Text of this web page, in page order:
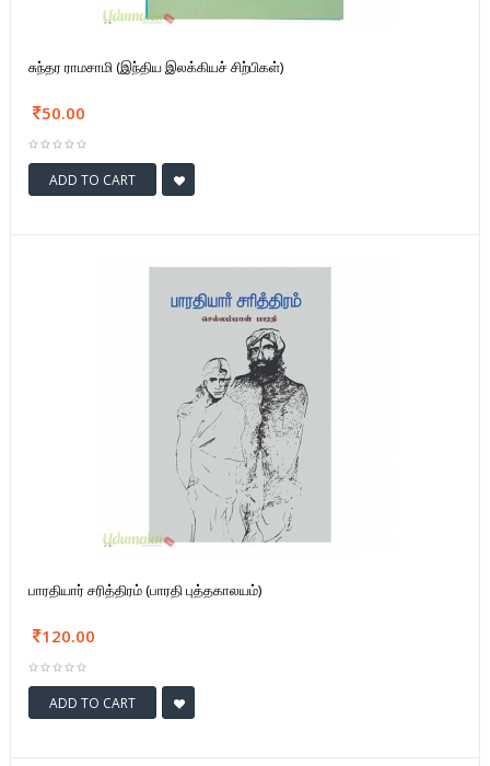
சுந்தர ராமசாமி (இந்திய இலக்கியச் சிற்பிகள்)
50.00
ADD TO CART
பாரதியார் சரித்திரம் (பாரதி புத்தகாலயம்)
120.00
ADD TO CART